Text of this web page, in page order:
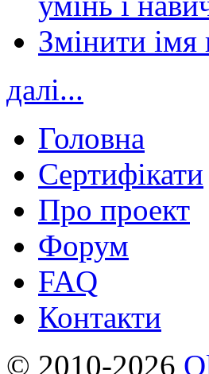
Змінити імя
далі...
Головна
Сертифікати
Про проект
Форум
FAQ
Контакти
© 2010-2026